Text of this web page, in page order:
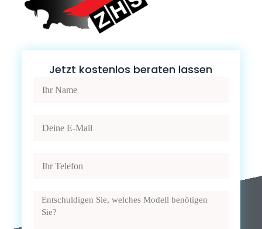
Jetzt kostenlos beraten lassen